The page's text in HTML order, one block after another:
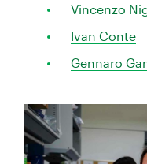
Vincenzo
Ivan Conte
Gennaro